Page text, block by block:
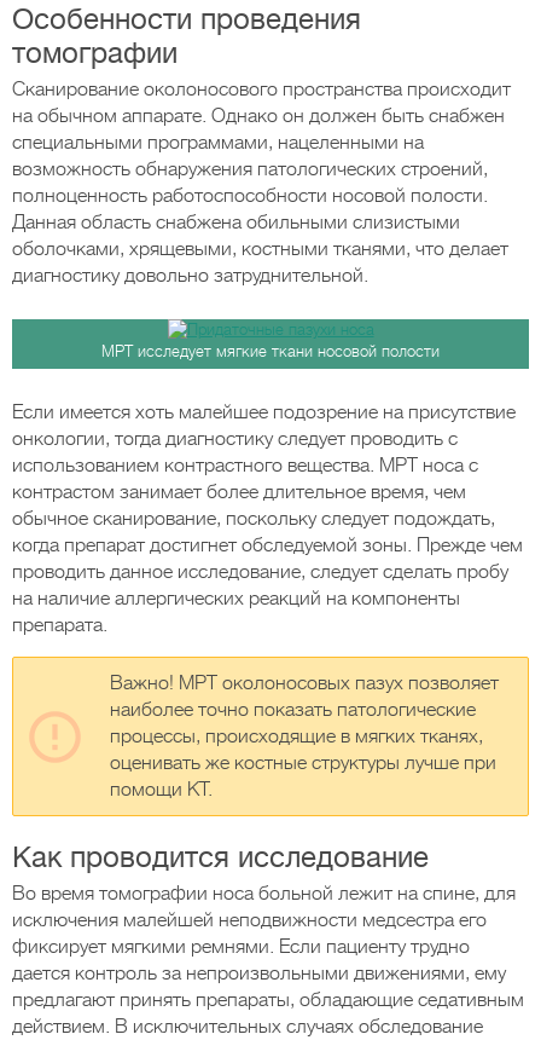
Особенности проведения
томографии
Сканирование околоносового пространства происходит
на обычном аппарате. Однако он должен быть снабжен
специальными программами, нацеленными на
возможность обнаружения патологических строений,
полноценность работоспособности носовой полости.
Данная область снабжена обильными слизистыми
оболочками, хрящевыми, костными тканями, что делает
диагностику довольно затруднительной.
МРТ исследует мягкие ткани носовой полости
Если имеется хоть малейшее подозрение на присутствие
онкологии, тогда диагностику следует проводить с
использованием контрастного вещества. МРТ носа с
контрастом занимает более длительное время, чем
обычное сканирование, поскольку следует подождать,
когда препарат достигнет обследуемой зоны. Прежде чем
проводить данное исследование, следует сделать пробу
на наличие аллергических реакций на компоненты
препарата.
Важно! МРТ околоносовых пазух позволяет
наиболее точно показать патологические
процессы, происходящие в мягких тканях,
оценивать же костные структуры лучше при
помощи КТ.
Как проводится исследование
Во время томографии носа больной лежит на спине, для
исключения малейшей неподвижности медсестра его
фиксирует мягкими ремнями. Если пациенту трудно
дается контроль за непроизвольными движениями, ему
предлагают принять препараты, обладающие седативным
действием. В исключительных случаях обследование